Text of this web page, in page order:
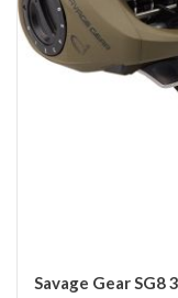
Savage Gear SG8